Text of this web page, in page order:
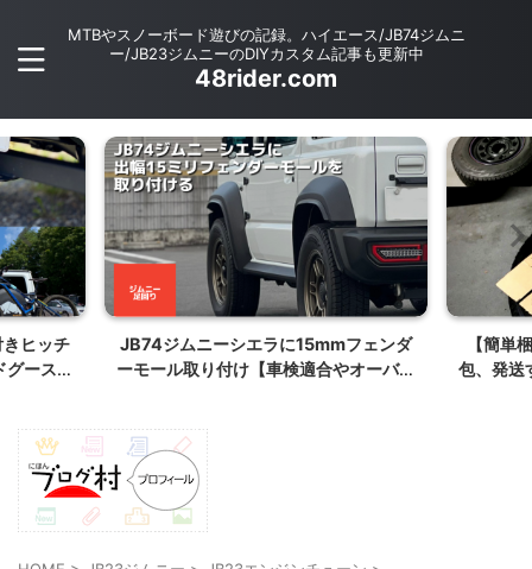
MTBやスノーボード遊びの記録。ハイエース/JB74ジムニ
ー/JB23ジムニーのDIYカスタム記事も更新中
48rider.com
ヒッチ
ース製
JB74ジムニーシエラに15mmフェンダ
ーモール取り付け【車検適合やオーバー
【簡単
包、発送